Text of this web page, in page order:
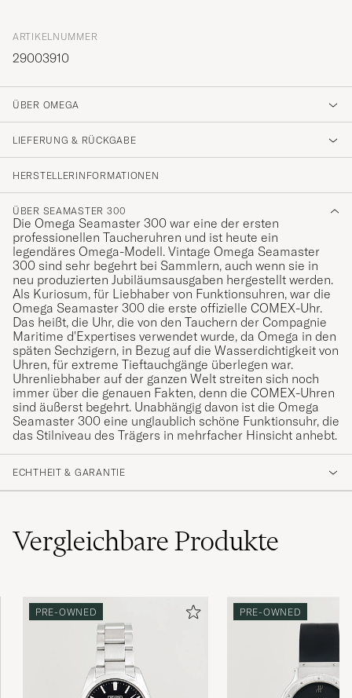
ARTIKELNUMMER
29003910
ÜBER OMEGA
LIEFERUNG & RÜCKGABE
HERSTELLERINFORMATIONEN
ÜBER SEAMASTER 300
Die Omega Seamaster 300 war eine der ersten
professionellen Taucheruhren und ist heute ein
legendäres Omega-Modell. Vintage Omega Seamaster
300 sind sehr begehrt bei Sammlern, auch wenn sie in
neu produzierten Jubiläumsausgaben hergestellt werden.
Als Kuriosum, für Liebhaber von Funktionsuhren, war die
Omega Seamaster 300 die erste offizielle COMEX-Uhr.
Das heißt, die Uhr, die von den Tauchern der Compagnie
Maritime d'Expertises verwendet wurde, da Omega in den
späten Sechzigern, in Bezug auf die Wasserdichtigkeit von
Uhren, für extreme Tieftauchgänge überlegen war.
Uhrenliebhaber auf der ganzen Welt streiten sich noch
immer über die genauen Fakten, denn die COMEX-Uhren
sind äußerst begehrt. Unabhängig davon ist die Omega
Seamaster 300 eine unglaublich schöne Funktionsuhr, die
das Stilniveau des Trägers in mehrfacher Hinsicht anhebt.
ECHTHEIT & GARANTIE
VergleichbareProdukte
PRE-OWNED PRE-OWNED